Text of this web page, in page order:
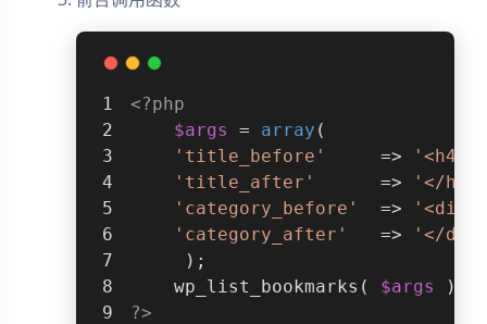
<?php
$args
= array (
'title_before'
     =>
'<h4>'
'title_after'
      =>
'</
'category_before'
  =>
'<div
'category_after'
   =>
'</
     );
    wp_list_bookmarks(
$args
);
?>